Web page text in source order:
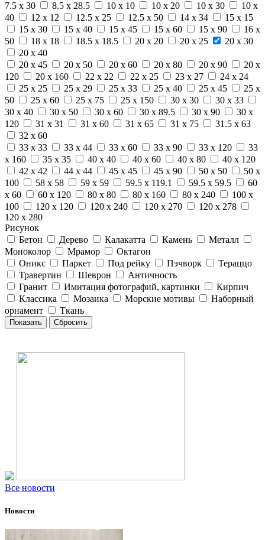
7.5 x 30
8.5 x 28.5 10 x 10 10 x 20 10 x 30
10 x
40
12 x 12 12.5 x 25 12.5 x 50 14 x 34
15 x 15
15 x 30
15 x 40 15 x 45 15 x 60 15 x 90
16 x
50
18 x 18 18.5 x 18.5 20 x 20 20 x 25
20 x 30
20 x 40
20 x 45
20 x 50 20 x 60 20 x 80 20 x 90
20 x
120
20 x 160 22 x 22 22 x 25 23 x 27
24 x 24
25 x 25
25 x 29 25 x 33 25 x 40 25 x 45
25 x
50
25 x 60 25 x 75 25 x 150 30 x 30
30 x 33
30 x 40
30 x 50 30 x 60 30 x 89.5 30 x 90
30 x
120
31 x 31 31 x 60 31 x 65 31 x 75
31.5 x 63
32 x 60
33 x 33
33 x 44 33 x 60 33 x 90 33 x 120
33
x 160
35 x 35 40 x 40 40 x 60 40 x 80
40 x 120
42 x 42
44 x 44 45 x 45 45 x 90 50 x 50
50 x
100
58 x 58 59 x 59 59.5 x 119.1 59.5 x 59.5
60
x 60
60 x 120 80 x 80 80 x 160 80 x 240
100 x
100
120 x 120 120 x 240 120 x 270
120 x 278
120 x 280
Рисунок
Бетон
Дерево Калакатта Камень
Металл
Моноколор
Мрамор
Октагон
Оникс
Паркет Под рейку Пэчворк
Тераццо
Травертин
Шеврон
Античность
Гранит
Имитация фотографий, картинки
Кирпич
Классика
Мозаика Морские мотивы
Наборный
орнамент
Ткань
Все новости
Новости